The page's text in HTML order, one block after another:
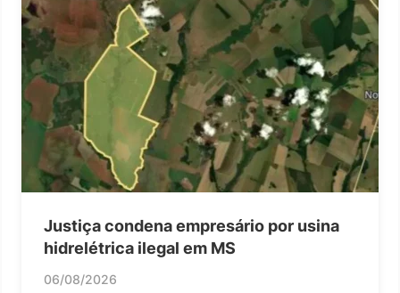
Justiça condena empresário por usina
hidrelétrica ilegal em MS
06/08/2026